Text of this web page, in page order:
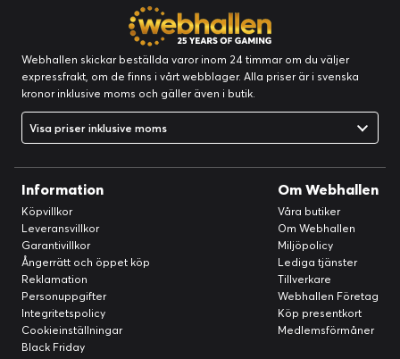
Webhallen skickar beställda varor inom 24 timmar om du väljer
expressfrakt, om de finns i vårt webblager. Alla priser är i svenska
kronor inklusive moms och gäller även i butik.
Visa priser inklusive moms
Information
Köpvillkor
Leveransvillkor
Garantivillkor
Ångerrätt och öppet köp
Reklamation
Personuppgifter
Integritetspolicy
Cookieinställningar
Black Friday
Om Webhallen
Våra butiker
Om Webhallen
Miljöpolicy
Lediga tjänster
Tillverkare
Webhallen Företag
Köp presentkort
Medlemsförmåner